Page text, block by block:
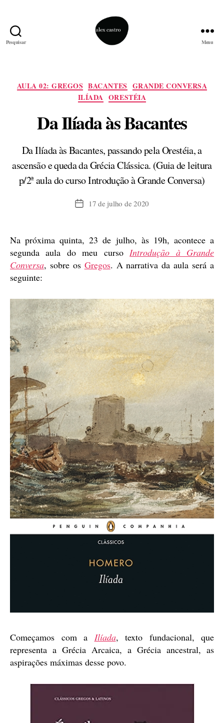
Pesquisar Menu
Categorias
AULA 02: GREGOS BACANTES GRANDE CONVERSA
ILÍADA ORESTÉIA
Da Ilíada às Bacantes
Da Ilíada às Bacantes, passando pela Orestéia, a
ascensão e queda da Grécia Clássica. (Guia de leitura
p/2ª aula do curso Introdução à Grande Conversa)
Data17 de julho de 2020
Na próxima quinta, 23 de julho, às 19h, acontece a
segunda aula do meu cursoIntrodução à Grande
Conversa, sobre os Gregos. A narrativa da aula será a
seguinte:
Começamos com a Ilíada, texto fundacional, que
representa a Grécia Arcaica, a Grécia ancestral, as
aspirações máximas desse povo.